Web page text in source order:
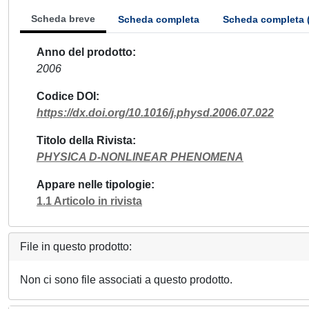
Scheda breve Scheda completa Scheda completa
Anno del prodotto
2006
Codice DOI
https://dx.doi.org/10.1016/j.physd.2006.07.022
Titolo della Rivista
PHYSICA D-NONLINEAR PHENOMENA
Appare nelle tipologie
1.1 Articolo in rivista
File in questo prodotto:
Non ci sono file associati a questo prodotto.